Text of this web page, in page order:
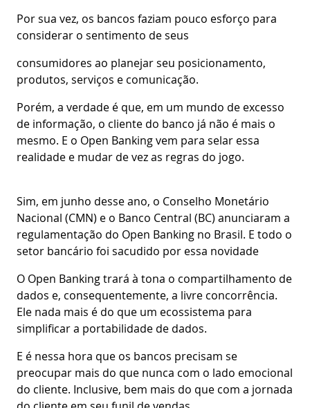
Por sua vez, os bancos faziam pouco esforço para
considerar o sentimento de seus
consumidores ao planejar seu posicionamento,
produtos, serviços e comunicação.
Porém, a verdade é que, em um mundo de excesso
de informação, o cliente do banco já não é mais o
mesmo. E o Open Banking vem para selar essa
realidade e mudar de vez as regras do jogo.
Sim, em junho desse ano, o Conselho Monetário
Nacional (CMN) e o Banco Central (BC) anunciaram a
regulamentação do Open Banking no Brasil. E todo o
setor bancário foi sacudido por essa novidade
O Open Banking trará à tona o compartilhamento de
dados e, consequentemente, a livre concorrência.
Ele nada mais é do que um ecossistema para
simplificar a portabilidade de dados.
E é nessa hora que os bancos precisam se
preocupar mais do que nunca com o lado emocional
do cliente. Inclusive, bem mais do que com a jornada